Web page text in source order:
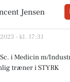
Jensen
- kl. 17:31
i Medicin m/
træner i STYRK